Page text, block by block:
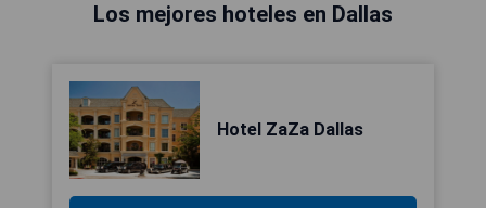
Los mejores hoteles en Dallas
Hotel ZaZa Dallas